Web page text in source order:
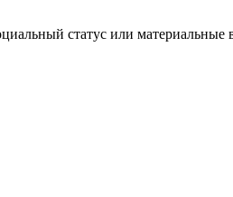
статус или